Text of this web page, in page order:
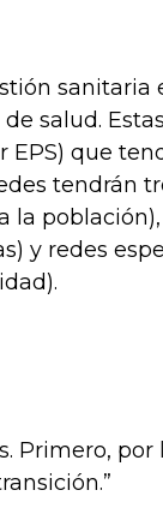
sanitaria
salud. Estas
que
tendrán
la
y redes
Primero, por